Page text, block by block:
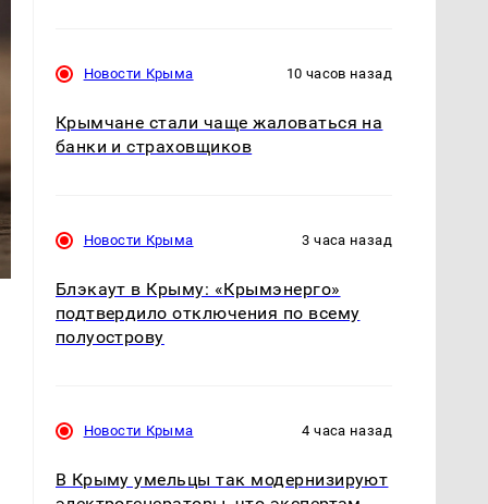
Новости Крыма 10 часов назад
Крымчане стали чаще жаловаться на
банки и страховщиков
Новости Крыма 3 часа назад
Блэкаут в Крыму: «Крымэнерго»
подтвердило отключения по всему
полуострову
Новости Крыма 4 часа назад
В Крыму умельцы так модернизируют